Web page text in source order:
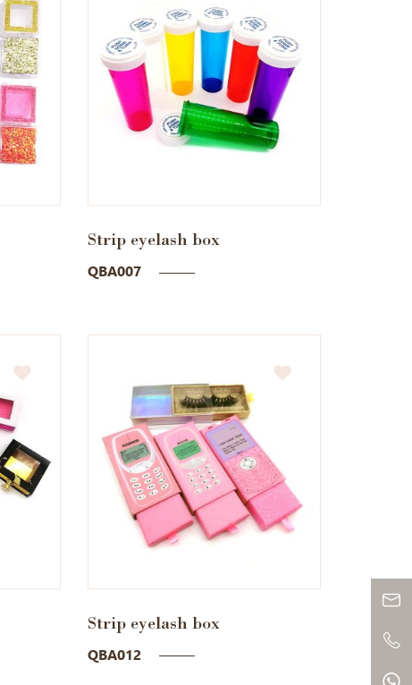
Strip eyelash box
QBA007
Strip eyelash box
QBA012